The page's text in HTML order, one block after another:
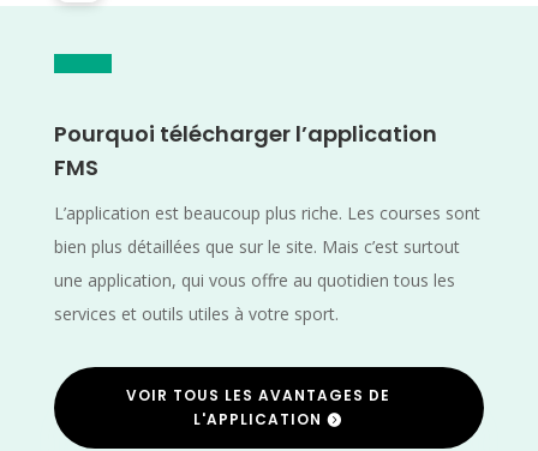
Pourquoi télécharger l’application
FMS
L’application est beaucoup plus riche. Les courses sont
bien plus détaillées que sur le site. Mais c’est surtout
une application, qui vous offre au quotidien tous les
services et outils utiles à votre sport.
VOIR TOUS LES AVANTAGES DE
L'APPLICATION